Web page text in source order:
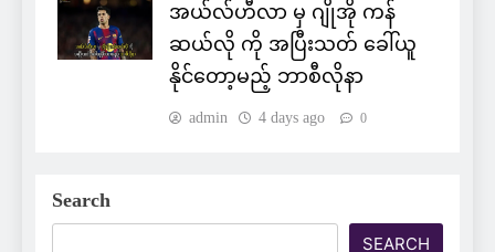
အယ်လ်ဟီလာ မှ ဂျိုအို ကန်
ဆယ်လို ကို အပြီးသတ် ခေါ်ယူ
နိုင်တော့မည့် ဘာစီလိုနာ
admin 4 days ago 0
Search
SEARCH